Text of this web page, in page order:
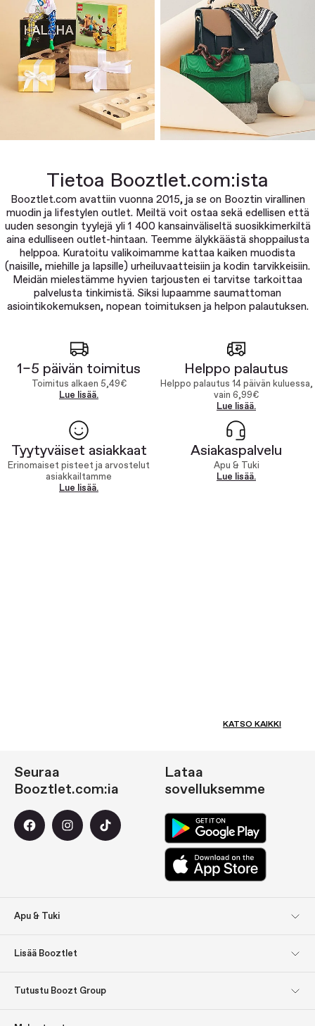
Tietoa Booztlet.com:ista
Booztlet.com avattiin vuonna 2015, ja se on Booztin virallinen
muodin ja lifestylen outlet. Meiltä voit ostaa sekä edellisen että
uuden sesongin tyylejä yli 1 400 kansainväliseltä suosikkimerkiltä
aina edulliseen outlet-hintaan. Teemme älykkäästä shoppailusta
helppoa. Kuratoitu valikoimamme kattaa kaiken muodista
(naisille, miehille ja lapsille) urheiluvaatteisiin ja kodin tarvikkeisiin.
Meidän mielestämme hyvien tarjousten ei tarvitse tarkoittaa
palvelusta tinkimistä. Siksi lupaamme saumattoman
asiointikokemuksen, nopean toimituksen ja helpon palautuksen.
1–5 päivän toimitus
Toimitus alkaen 5,49€
Lue lisää.
Helppo palautus
Helppo palautus 14 päivän kuluessa,
vain 6,99€
Lue lisää.
Tyytyväiset asiakkaat
Erinomaiset pisteet ja arvostelut
asiakkailtamme
Lue lisää.
Asiakaspalvelu
Apu & Tuki
Lue lisää.
KATSO KAIKKI
Apu & Tuki
Lisää Booztlet
Tutustu Boozt Group
Seuraa
Booztlet.com:ia
Lataa
sovelluksemme